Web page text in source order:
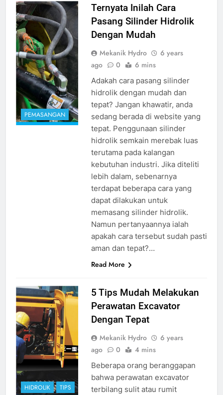
cara pasang
silinder hidrolik
source
google.com
PEMASANGAN
Ternyata Inilah Cara
Pasang Silinder Hidrolik
Dengan Mudah
Mekanik Hydro
6 years
ago
0 6 mins
Adakah cara pasang silinder
hidrolik dengan mudah dan
tepat? Jangan khawatir, anda
sedang berada di website yang
tepat. Penggunaan silinder
hidrolik semkain merebak luas
terutama pada kalangan
kebutuhan industri. Jika diteliti
lebih dalam, sebenarnya
terdapat beberapa cara yang
dapat dilakukan untuk
memasang silinder hidrolik.
Namun pertanyaannya ialah
apakah cara tersebut sudah pasti
aman dan tepat?…
Read More
perawatan
excavator source
google.com
HIDROLIK TIPS
5 Tips Mudah Melakukan
Perawatan Excavator
Dengan Tepat
Mekanik Hydro
6 years
ago
0 4 mins
Beberapa orang beranggapan
bahwa perawatan excavator
terbilang sulit atau rumit